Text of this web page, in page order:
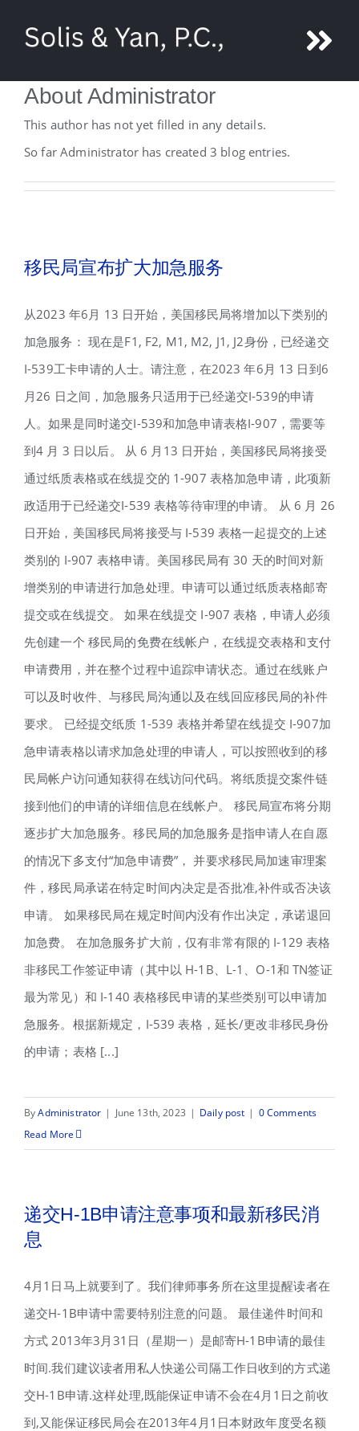
About Ni Yan
Attorneys
Contact us
AboutAdministrator
This author has not yet filled in any details.
So far Administrator has created 3 blog entries.
移民局宣布扩大加急服务
从2023 年6月 13 日开始，美国移民局将增加以下类别的
加急服务： 现在是F1, F2, M1, M2, J1, J2身份，已经递交
I-539工卡申请的人士。请注意，在2023 年6月 13 日到6
月26 日之间，加急服务只适用于已经递交I-539的申请
人。如果是同时递交I-539和加急申请表格I-907，需要等
到4 月 3 日以后。 从 6 月13 日开始，美国移民局将接受
通过纸质表格或在线提交的 1-907 表格加急申请，此项新
政适用于已经递交I-539 表格等待审理的申请。 从 6 月 26
日开始，美国移民局将接受与 I-539 表格一起提交的上述
类别的 I-907 表格申请。美国移民局有 30 天的时间对新
增类别的申请进行加急处理。申请可以通过纸质表格邮寄
提交或在线提交。 如果在线提交 I-907 表格，申请人必须
先创建一个 移民局的免费在线帐户，在线提交表格和支付
申请费用，并在整个过程中追踪申请状态。通过在线账户
可以及时收件、与移民局沟通以及在线回应移民局的补件
要求。 已经提交纸质 1-539 表格并希望在线提交 I-907加
急申请表格以请求加急处理的申请人，可以按照收到的移
民局帐户访问通知获得在线访问代码。将纸质提交案件链
接到他们的申请的详细信息在线帐户。 移民局宣布将分期
逐步扩大加急服务。移民局的加急服务是指申请人在自愿
的情况下多支付“加急申请费”， 并要求移民局加速审理案
件，移民局承诺在特定时间内决定是否批准,补件或否决该
申请。 如果移民局在规定时间内没有作出决定，承诺退回
加急费。 在加急服务扩大前，仅有非常有限的 I-129 表格
非移民工作签证申请（其中以 H-1B、L-1、O-1和 TN签证
最为常见）和 I-140 表格移民申请的某些类别可以申请加
急服务。根据新规定，I-539 表格，延长/更改非移民身份
的申请；表格 [...]
ByAdministrator | June 13th, 2023 | Daily post | 0 Comments
Read More
递交H-1B申请注意事项和最新移民消
息
4月1日马上就要到了。我们律师事务所在这里提醒读者在
递交H-1B申请中需要特别注意的问题。 最佳递件时间和
方式 2013年3月31日（星期一）是邮寄H-1B申请的最佳
时间.我们建议读者用私人快递公司隔工作日收到的方式递
交H-1B申请.这样处理,既能保证申请不会在4月1日之前收
到,又能保证移民局会在2013年4月1日本财政年度受名额